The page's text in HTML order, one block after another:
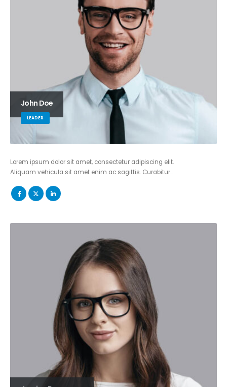
John Doe
LEADER
Lorem ipsum dolor sit amet, consectetur adipiscing elit.
Aliquam vehicula sit amet enim ac sagittis. Curabitur…